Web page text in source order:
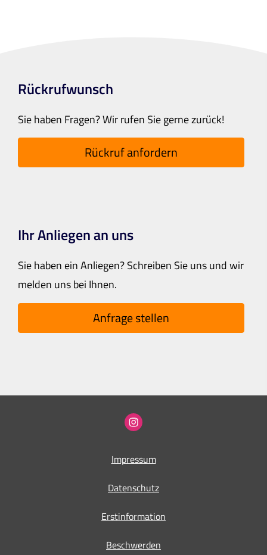
Rückrufwunsch
Sie haben Fragen? Wir rufen Sie gerne zurück!
Rückruf anfordern
Ihr Anliegen an uns
Sie haben ein Anliegen? Schreiben Sie uns und wir
melden uns bei Ihnen.
Anfrage stellen
Impressum
Datenschutz
Erstinformation
Beschwerden